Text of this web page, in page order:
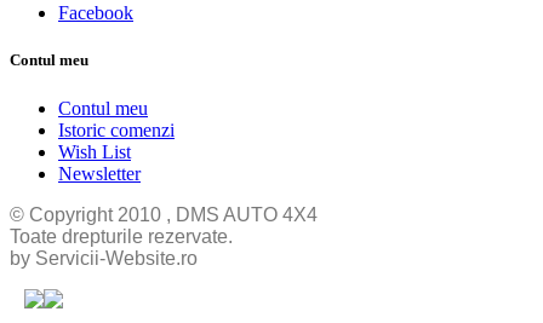
Facebook
Contul meu
Contul meu
Istoric comenzi
Wish List
Newsletter
© Copyright 2010 , DMS AUTO 4X4
Toate drepturile rezervate.
by Servicii-Website.ro